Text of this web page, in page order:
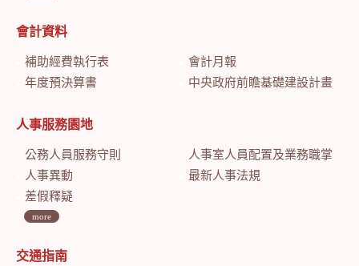
會計資料
補助經費執行表
會計月報
年度預決算書
中央政府前瞻基礎建設計畫特別預算會計月報
人事服務園地
公務人員服務守則
人事室人員配置及業務職掌
人事異動
最新人事法規
差假釋疑
more
交通指南